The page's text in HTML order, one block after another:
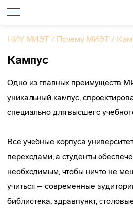
НИУ МИЭТ / Почему МИЭТ /
Кампус
Одно из главных преимуществ
уникальный кампус,
специально для высшего
Все учебные корпуса
переходами, а студенты
необходимым, чтобы ничто не
учиться – современные
библиотека, здравпункт,